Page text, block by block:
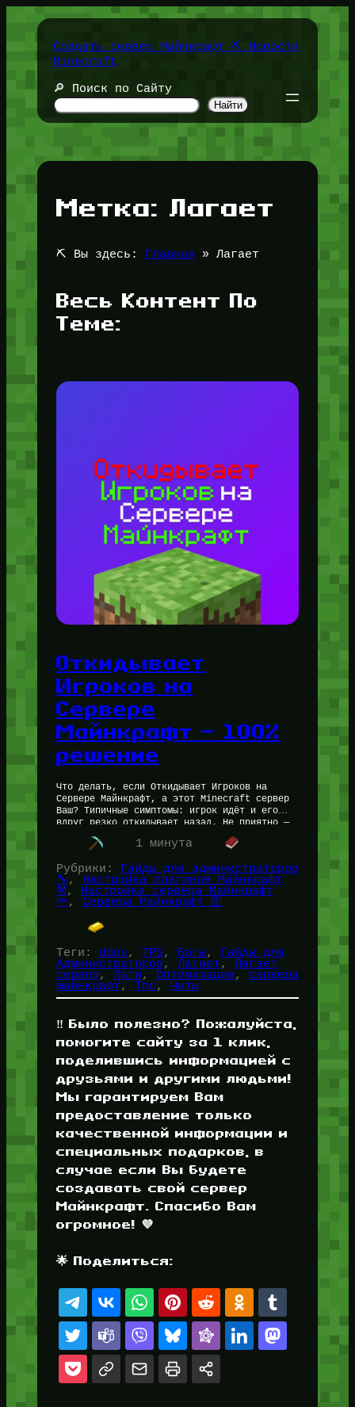
содержимомуСоздать сервер Майнкрафт ⛏️ Новости
Minecraft
🔎 Поиск по Сайту
Найти
Метка: Лагает
⛏️ Вы здесь: Главная » Лагает
Весь Контент По
Теме:
Откидывает
Игроков на
Сервере
Майнкрафт — 100%
решение
Что делать, если Откидывает Игроков на
Сервере Майнкрафт, а этот Minecraft сервер
Ваш? Типичные симптомы: игрок идёт и его
вдруг резко откидывает назад. Не приятно —
игроки злятся, уходят. Без…
1 минута
Рубрики: Гайды для администраторов
🔧 , Настройка плагинов Майнкрафт
⚒️, Настройка сервера Майнкрафт
🔦, Сервера Майнкрафт 🛜
Теги: ddos, TPS, Боты,
Гайды для
Администраторов, Лагает, Лагает
сервер, Лаги, Оптимизация, сервера
майнкрафт, Тпс, Читы
‼️ Было полезно? Пожалуйста,
помогите сайту за 1 клик,
поделившись информацией с
друзьями и другими людьми!
Мы гарантируем Вам
предоставление только
качественной информации и
специальных подарков, в
случае если Вы будете
создавать свой сервер
Майнкрафт. Спасибо Вам
огромное! 💜
🌟 Поделиться: